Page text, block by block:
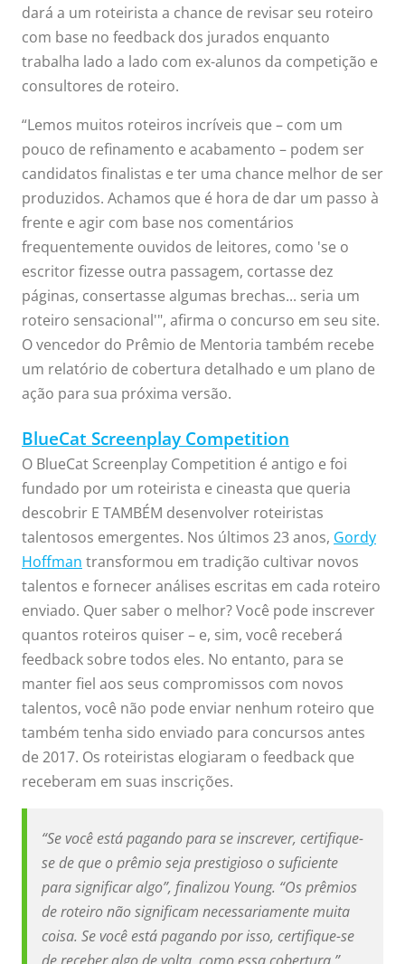
dará a um roteirista a chance de revisar seu roteiro
com base no feedback dos jurados enquanto
trabalha lado a lado com ex-alunos da competição e
consultores de roteiro.
“Lemos muitos roteiros incríveis que – com um
pouco de refinamento e acabamento – podem ser
candidatos finalistas e ter uma chance melhor de ser
produzidos. Achamos que é hora de dar um passo à
frente e agir com base nos comentários
frequentemente ouvidos de leitores, como 'se o
escritor fizesse outra passagem, cortasse dez
páginas, consertasse algumas brechas... seria um
roteiro sensacional'", afirma o concurso em seu site.
O vencedor do Prêmio de Mentoria também recebe
um relatório de cobertura detalhado e um plano de
ação para sua próxima versão.
BlueCat Screenplay Competition
O BlueCat Screenplay Competition é antigo e foi
fundado por um roteirista e cineasta que queria
descobrir E TAMBÉM desenvolver roteiristas
talentosos emergentes. Nos últimos 23 anos, Gordy
Hoffman transformou em tradição cultivar novos
talentos e fornecer análises escritas em cada roteiro
enviado. Quer saber o melhor? Você pode inscrever
quantos roteiros quiser – e, sim, você receberá
feedback sobre todos eles. No entanto, para se
manter fiel aos seus compromissos com novos
talentos, você não pode enviar nenhum roteiro que
também tenha sido enviado para concursos antes
de 2017. Os roteiristas elogiaram o feedback que
receberam em suas inscrições.
“Se você está pagando para se inscrever, certifique-
se de que o prêmio seja prestigioso o suficiente
para significar algo”, finalizou Young. “Os prêmios
de roteiro não significam necessariamente muita
coisa. Se você está pagando por isso, certifique-se